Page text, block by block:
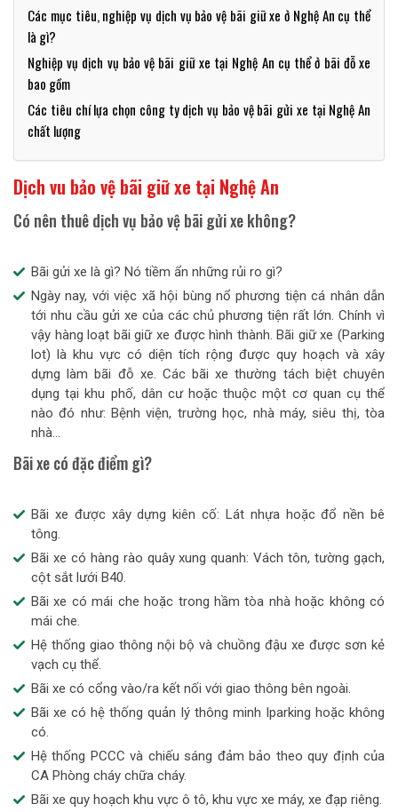
Các mục tiêu, nghiệp vụ dịch vụ bảo vệ bãi giữ xe ở Nghệ An cụ thể
là gì?
Nghiệp vụ dịch vụ bảo vệ bãi giữ xe tại Nghệ An cụ thể ở bãi đỗ xe
bao gồm
Các tiêu chí lựa chọn công ty dịch vụ bảo vệ bãi gửi xe tại Nghệ An
chất lượng
Dịch vu bảo vệ bãi giữ xe tại Nghệ An
Có nên thuê dịch vụ bảo vệ bãi gửi xe không?
Bãi gửi xe là gì? Nó tiềm ẩn những rủi ro gì?
Ngày nay, với việc xã hội bùng nổ phương tiện cá nhân dẫn
tới nhu cầu gửi xe của các chủ phương tiện rất lớn. Chính vì
vậy hàng loạt bãi giữ xe được hình thành. Bãi giữ xe (Parking
lot) là khu vực có diện tích rộng được quy hoạch và xây
dựng làm bãi đỗ xe. Các bãi xe thường tách biệt chuyên
dụng tại khu phố, dân cư hoặc thuộc một cơ quan cụ thể
nào đó như: Bệnh viện, trường học, nhà máy, siêu thị, tòa
nhà…
Bãi xe có đặc điểm gì?
Bãi xe được xây dựng kiên cố: Lát nhựa hoặc đổ nền bê
tông.
Bãi xe có hàng rào quây xung quanh: Vách tôn, tường gạch,
cột sắt lưới B40.
Bãi xe có mái che hoặc trong hầm tòa nhà hoặc không có
mái che.
Hệ thống giao thông nội bộ và chuồng đậu xe được sơn kẻ
vạch cụ thể.
Bãi xe có cổng vào/ra kết nối với giao thông bên ngoài.
Bãi xe có hệ thống quản lý thông minh Iparking hoặc không
có.
Hệ thống PCCC và chiếu sáng đảm bảo theo quy định của
CA Phòng cháy chữa cháy.
Bãi xe quy hoạch khu vực ô tô, khu vực xe máy, xe đạp riêng.